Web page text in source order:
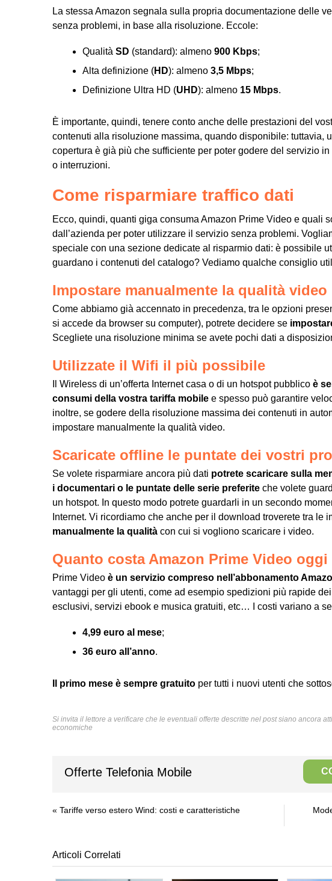
La stessa Amazon segnala sulla propria documentazione delle
senza problemi, in base alla risoluzione. Eccole:
Qualità SD (standard): almeno 900 Kbps;
Alta definizione (HD): almeno 3,5 Mbps;
Definizione Ultra HD (UHD): almeno 15 Mbps.
È importante, quindi, tenere conto anche delle prestazioni del
contenuti alla risoluzione massima, quando disponibile: tuttavia,
copertura è già più che sufficiente per poter godere del servizio
o interruzioni.
Come risparmiare traffico dati
Ecco, quindi, quanti giga consuma Amazon Prime Video e quali
dall’azienda per poter utilizzare il servizio senza problemi.
speciale con una sezione dedicate al risparmio dati: è possibile
guardano i contenuti del catalogo? Vediamo qualche consiglio
Impostare manualmente la qualità video
Come abbiamo già accennato in precedenza, tra le opzioni
si accede da browser su computer), potrete decidere se
Scegliete una risoluzione minima se avete pochi dati a
Utilizzate il Wifi il più possibile
Il Wireless di un’offerta Internet casa o di un hotspot pubblico è
consumi della vostra tariffa mobile e spesso può garantire
inoltre, se godere della risoluzione massima dei contenuti in
impostare manualmente la qualità video.
Scaricate offline le puntate dei vostri
Se volete risparmiare ancora più dati potrete scaricare sulla
i documentari o le puntate delle serie preferite che volete
un hotspot. In questo modo potrete guardarli in un secondo
Internet. Vi ricordiamo che anche per il download troverete tra le
manualmente la qualità con cui si vogliono scaricare i video.
Quanto costa Amazon Prime Video oggi
Prime Video è un servizio compreso nell’abbonamento
vantaggi per gli utenti, come ad esempio spedizioni più rapide
esclusivi, servizi ebook e musica gratuiti, etc… I costi variano a
4,99 euro al mese;
36 euro all’anno.
Il primo mese è sempre gratuito per tutti i nuovi utenti che
Si invita il lettore a verificare che le eventuali offerte descritte nel post siano ancora
economiche
Offerte Telefonia Mobile
« Tariffe verso estero Wind: costi e caratteristiche
Articoli Correlati